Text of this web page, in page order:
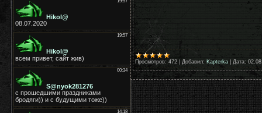
Просмотров: 472 Добавил: Kapterka Дата: